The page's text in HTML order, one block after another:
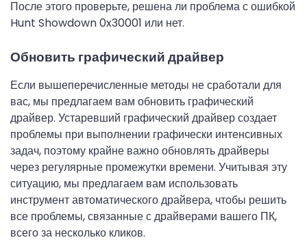
После этого проверьте, решена ли проблема с ошибкой
Hunt Showdown 0x30001 или нет.
Обновить графический драйвер
Если вышеперечисленные методы не сработали для
вас, мы предлагаем вам обновить графический
драйвер. Устаревший графический драйвер создает
проблемы при выполнении графически интенсивных
задач, поэтому крайне важно обновлять драйверы
через регулярные промежутки времени. Учитывая эту
ситуацию, мы предлагаем вам использовать
инструмент автоматического драйвера, чтобы решить
все проблемы, связанные с драйверами вашего ПК,
всего за несколько кликов.